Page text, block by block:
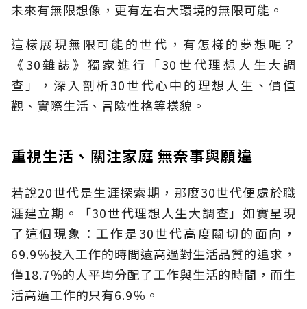
未來有無限想像，更有左右大環境的無限可能。
這樣展現無限可能的世代，有怎樣的夢想呢？
《30雜誌》獨家進行「30世代理想人生大調
查」，深入剖析30世代心中的理想人生、價值
觀、實際生活、冒險性格等樣貌。
重視生活、關注家庭 無奈事與願違
若說20世代是生涯探索期，那麼30世代便處於職
涯建立期。「30世代理想人生大調查」如實呈現
了這個現象：工作是30世代高度關切的面向，
69.9％投入工作的時間遠高過對生活品質的追求，
僅18.7％的人平均分配了工作與生活的時間，而生
活高過工作的只有6.9％。